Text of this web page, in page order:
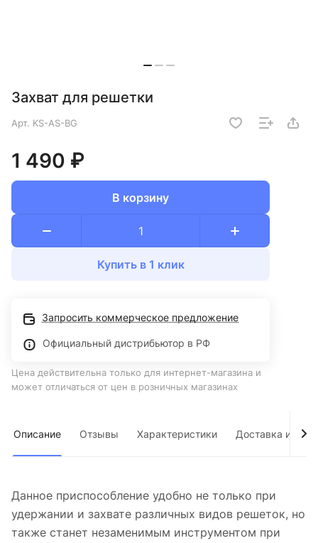
Захват для решетки
Арт. KS-AS-BG
1 490 ₽
В корзину
Купить в 1 клик
Запросить коммерческое предложение
Официальный дистрибьютор в РФ
Цена действительна только для интернет-магазина и
может отличаться от цен в розничных магазинах
Описание Отзывы Характеристики Доставка и
Данное приспособление удобно не только при
удержании и захвате различных видов решеток, но
также станет незаменимым инструментом при